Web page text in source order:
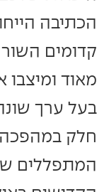
הכתיבה
קדומים
מאוד ומיצבו
בעל ערך
חלק במהפכה
המתפללים